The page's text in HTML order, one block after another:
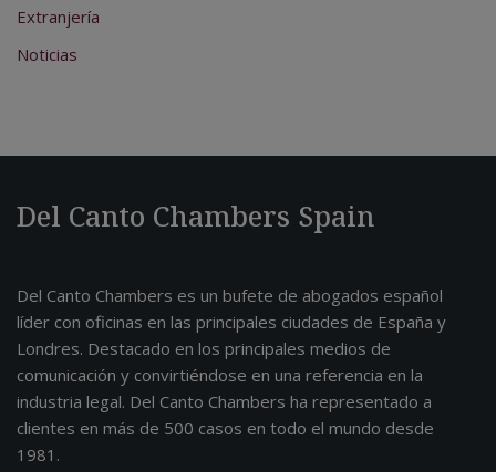
Extranjería
Noticias
Del Canto Chambers Spain
Del Canto Chambers es un bufete de abogados español
líder con oficinas en las principales ciudades de España y
Londres. Destacado en los principales medios de
comunicación y convirtiéndose en una referencia en la
industria legal. Del Canto Chambers ha representado a
clientes en más de 500 casos en todo el mundo desde
1981.